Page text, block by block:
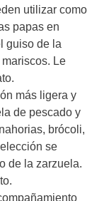
utilizar como
papas en
guiso de la
Le
más ligera y
de pescado y
brócoli,
se
de la zarzuela.